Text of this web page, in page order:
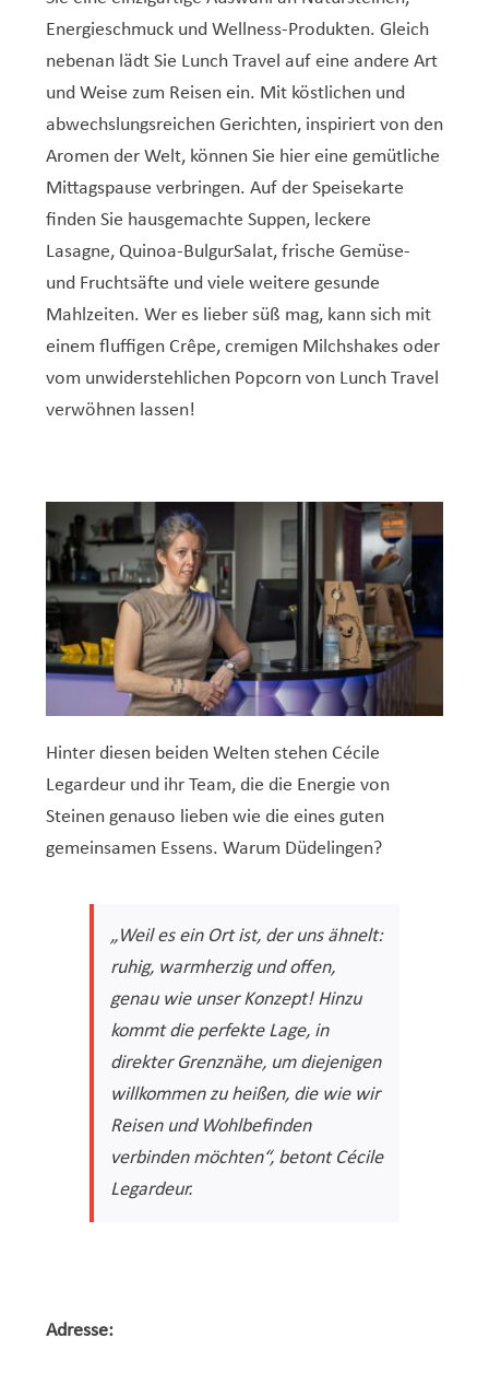
Energieschmuck und Wellness-Produkten. Gleich
nebenan lädt Sie Lunch Travel auf eine andere Art
und Weise zum Reisen ein. Mit köstlichen und
abwechslungsreichen Gerichten, inspiriert von den
Aromen der Welt, können Sie hier eine gemütliche
Mittagspause verbringen. Auf der Speisekarte
finden Sie hausgemachte Suppen, leckere
Lasagne, Quinoa-BulgurSalat, frische Gemüse-
und Fruchtsäfte und viele weitere gesunde
Mahlzeiten. Wer es lieber süß mag, kann sich mit
einem fluffigen Crêpe, cremigen Milchshakes oder
vom unwiderstehlichen Popcorn von Lunch Travel
verwöhnen lassen!
Hinter diesen beiden Welten stehen Cécile
Legardeur und ihr Team, die die Energie von
Steinen genauso lieben wie die eines guten
gemeinsamen Essens. Warum Düdelingen?
„Weil es ein Ort ist, der uns ähnelt:
ruhig, warmherzig und offen,
genau wie unser Konzept! Hinzu
kommt die perfekte Lage, in
direkter Grenznähe, um diejenigen
willkommen zu heißen, die wie wir
Reisen und Wohlbefinden
verbinden möchten“, betont Cécile
Legardeur.
Adresse: